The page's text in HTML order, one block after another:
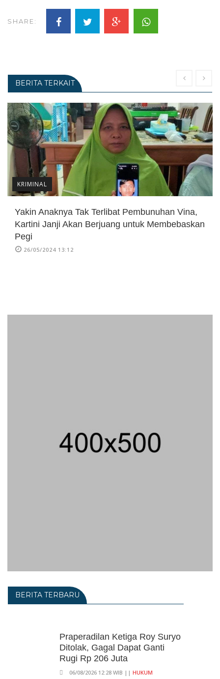
SHARE:
BERITA TERKAIT
KRIMINAL
Yakin Anaknya Tak Terlibat Pembunuhan Vina,
Kartini Janji Akan Berjuang untuk Membebaskan
Pegi
26/05/2024 13:12
BERITA TERBARU
Praperadilan Ketiga Roy Suryo
Ditolak, Gagal Dapat Ganti
Rugi Rp 206 Juta
06/08/2026 12:28 WIB || HUKUM